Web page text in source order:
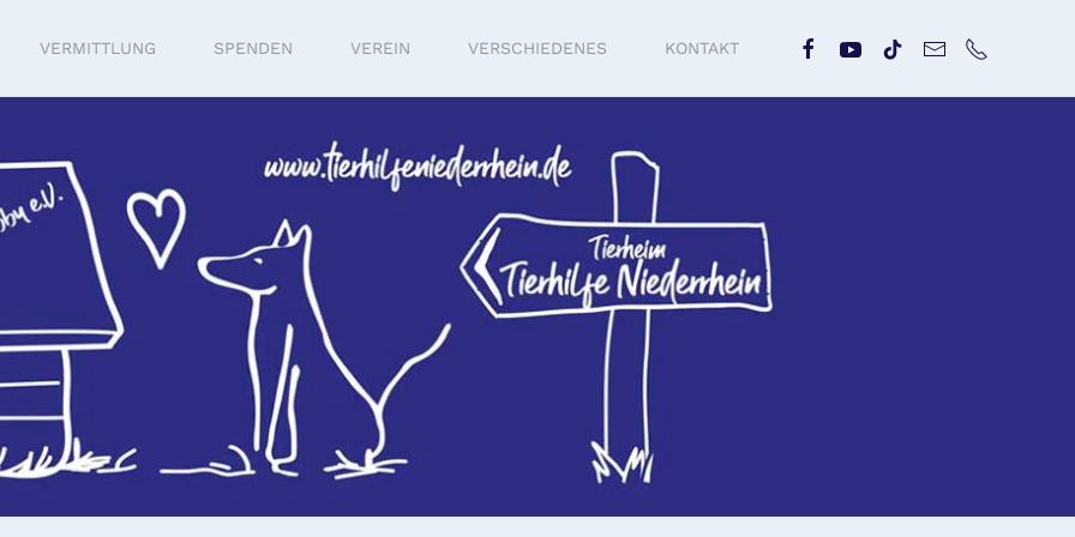
VERMITTLUNG SPENDEN VEREIN VERSCHIEDENES KONTAKT